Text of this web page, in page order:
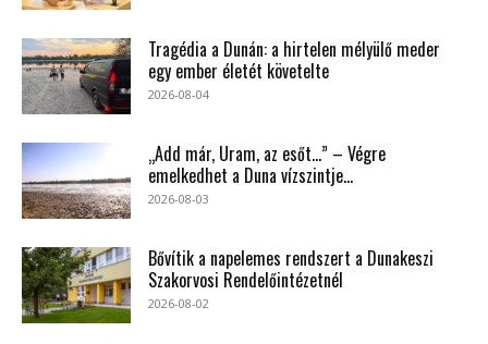
Tragédia a Dunán: a hirtelen mélyülő meder
egy ember életét követelte
2026-08-04
„Add már, Uram, az esőt…” – Végre
emelkedhet a Duna vízszintje...
2026-08-03
Bővítik a napelemes rendszert a Dunakeszi
Szakorvosi Rendelőintézetnél
2026-08-02